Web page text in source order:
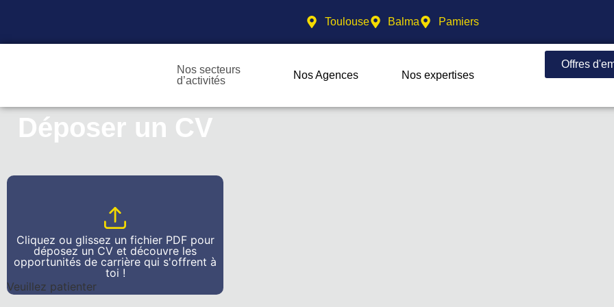
Toulouse Balma Pamiers
Nos secteurs
d’activités
Nos Agences Nos expertises
Offres
Déposer un CV
Cliquez ou glissez un fichier PDF pour
déposez un CV et découvre les
opportunités de carrière qui s'offrent à
toi !
Veuillez patienter